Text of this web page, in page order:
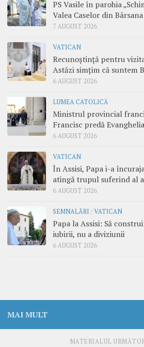
PS Vasile în parohia
Valea Caselor din Bârsana
7 AUGUST 2026
VATICAN
Recunoștință pentru
Astăzi simțim că suntem
6 AUGUST 2026
LUMEA CATOLICĂ
Ministrul provincial
Francisc predă
6 AUGUST 2026
VATICAN
În Assisi, Papa i-a
atingă trupul suferind al
6 AUGUST 2026
SEMNALĂRI /VATICAN
Papa la Assisi: Să
iubirii, nu a diviziunii
6 AUGUST 2026
MAI MULT
MATERIALUL